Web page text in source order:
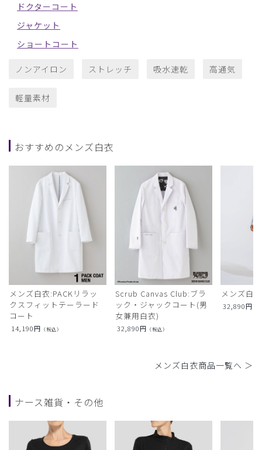
ドクターコート
ジャケット
ショートコート
ノンアイロン ストレッチ 吸水速乾 高通気
軽量素材
おすすめのメンズ白衣
メンズ白衣:PACKリラッ
クスフィットテーラード
コート
14,190円 （税込）
Scrub Canvas Club:ブラ
ック・ジャックコート(男
女兼用白衣)
32,890円 （税込）
メンズ白
32,890円
メンズ白衣商品一覧へ ＞
ナース雑貨・その他